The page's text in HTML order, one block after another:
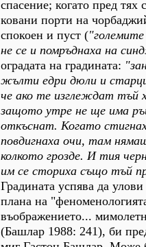
спасение; когато пред тях
ковани порти на
спокоен и пуст (
не се и помръднаха на
оградата на градината:
жълти едри дюли и
че ако те изглеждат тъй
защото утре не ще има
откъснат. Когато
повдигнаха очи, там
колкото грозде. И тия
им се сториха също тъй
Градината успява да
плана на
въображението...
(Башлар 1988: 241), би